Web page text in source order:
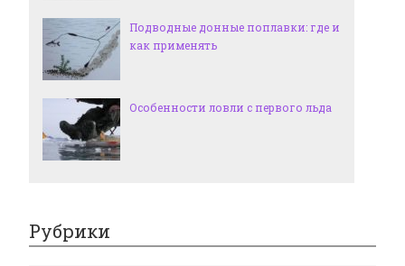
Подводные донные поплавки: где и
как применять
Особенности ловли с первого льда
Рубрики